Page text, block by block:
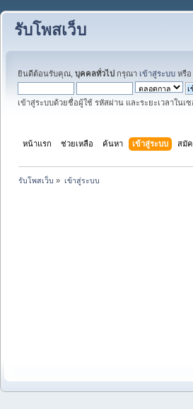
รับโพสเว็บ
ยินดีต้อนรับคุณ, บุคคลทั่วไป กรุณา เข้าสู่ระบบ หรือ
เข้าสู่ระบบด้วยชื่อผู้ใช้ รหัสผ่าน และระยะเวลาในเ
หน้าแรก ช่วยเหลือ ค้นหา เข้าสู่ระบบ สมั
รับโพสเว็บ » เข้าสู่ระบบ